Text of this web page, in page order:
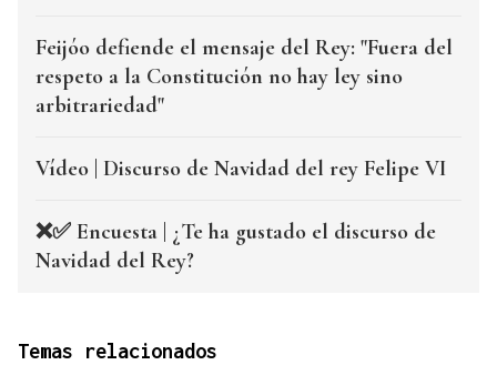
Feijóo defiende el mensaje del Rey: "Fuera del
respeto a la Constitución no hay ley sino
arbitrariedad"
Vídeo | Discurso de Navidad del rey Felipe VI
❌✅ Encuesta | ¿Te ha gustado el discurso de
Navidad del Rey?
Temas relacionados